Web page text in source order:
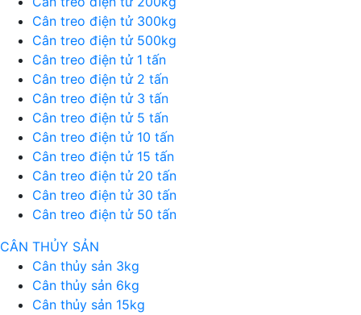
Cân treo điện tử 300kg
Cân treo điện tử 500kg
Cân treo điện tử 1 tấn
Cân treo điện tử 2 tấn
Cân treo điện tử 3 tấn
Cân treo điện tử 5 tấn
Cân treo điện tử 10 tấn
Cân treo điện tử 15 tấn
Cân treo điện tử 20 tấn
Cân treo điện tử 30 tấn
Cân treo điện tử 50 tấn
CÂN THỦY SẢN
Cân thủy sản 3kg
Cân thủy sản 6kg
Cân thủy sản 15kg